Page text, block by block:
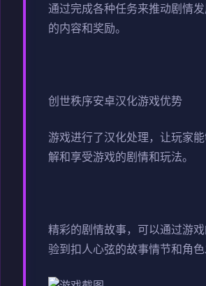
通过完成各种任务来推动剧情
的内容和奖励。
创世秩序安卓汉化游戏优势
游戏进行了汉化处理，让玩家
解和享受游戏的剧情和玩法。
精彩的剧情故事，可以通过游
验到扣人心弦的故事情节和角色